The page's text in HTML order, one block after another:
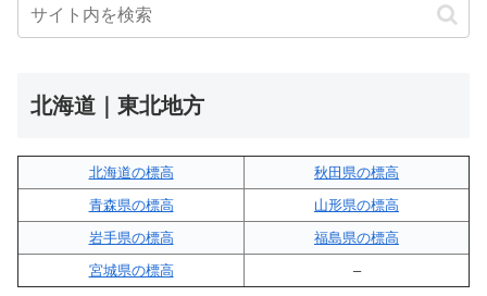
北海道｜東北地方
北海道の標高
秋田県の標高
青森県の標高
山形県の標高
岩手県の標高
福島県の標高
宮城県の標高
–